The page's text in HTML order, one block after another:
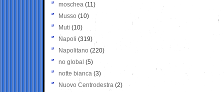
moschea (11)
Musso (10)
Muti (10)
Napoli (319)
Napolitano (220)
no global (5)
notte bianca (3)
Nuovo Centrodestra (2)